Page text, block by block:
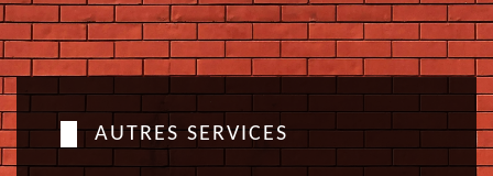
AUTRES SERVICES